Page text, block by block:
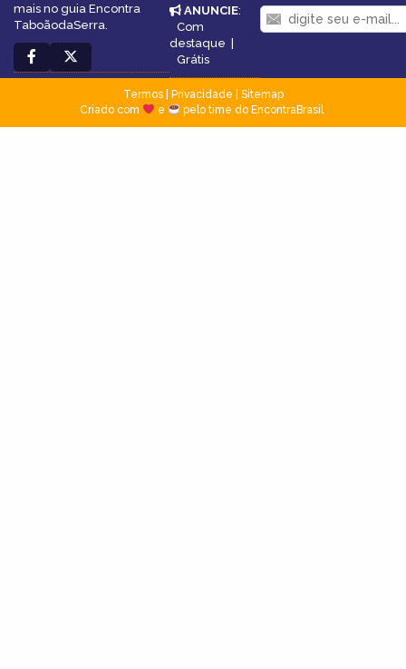
mais no guia Encontra
TaboãodaSerra.
ANUNCIE:
Com
destaque
Grátis
Termos| Privacidade
Sitemap
Criado com
e pelo time do EncontraBrasil